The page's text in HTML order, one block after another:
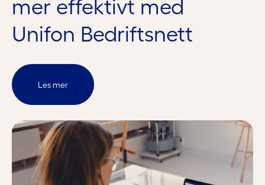
mer effektivt med
Unifon Bedriftsnett
Les mer